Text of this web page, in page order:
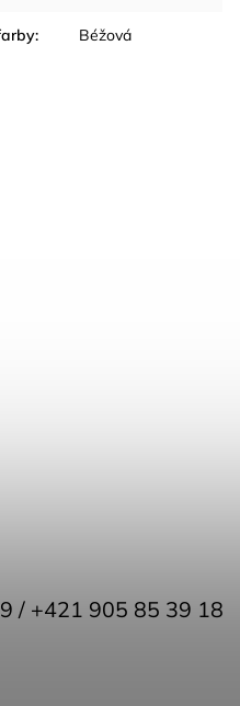
: Béžová
/ +421 905 85 39 18